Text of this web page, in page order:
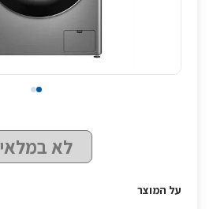
לא במלאי
על המוצר